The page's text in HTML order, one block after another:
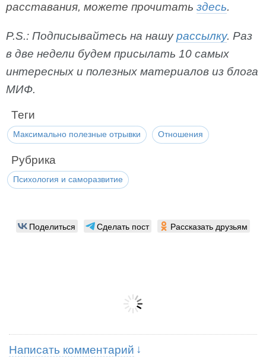
расставания, можете прочитать здесь.
P.S.: Подписывайтесь на нашурассылку. Раз
в две недели будем присылать 10 самых
интересных и полезных материалов из блога
МИФ.
Теги
Максимально полезные отрывки Отношения
Рубрика
Психология и саморазвитие
Поделиться Сделать пост Рассказать друзьям
Написать комментарий